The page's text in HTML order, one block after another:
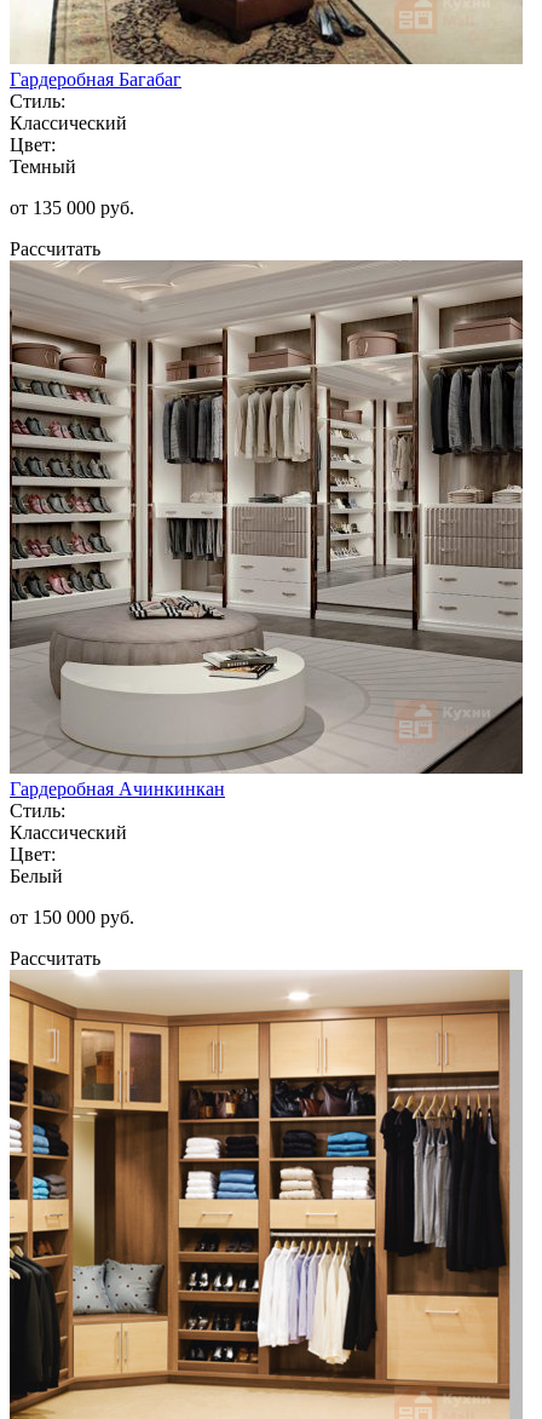
Гардеробная Багабаг
Стиль:
Классический
Цвет:
Темный
от 135 000 руб.
Рассчитать
Гардеробная Ачинкинкан
Стиль:
Классический
Цвет:
Белый
от 150 000 руб.
Рассчитать